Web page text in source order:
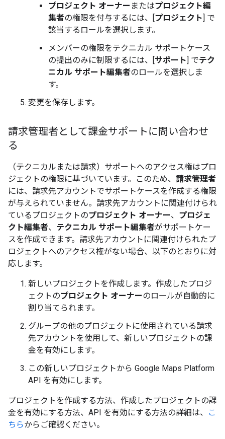
プロジェクト オーナー またはプロジェクト編
集者の権限を付与するには、[プロジェクト] で
該当するロールを選択します。
メンバーの権限をテクニカル サポートケース
の提出のみに制限するには、[サポート] でテク
ニカル サポート編集者のロールを選択しま
す。
変更を保存します。
請求管理者として課金サポートに問い合わせ
る
（テクニカルまたは請求）サポートへのアクセス権はプロ
ジェクトの権限に基づいています。このため、 請求管理者
には、請求先アカウントでサポートケースを作成する権限
が与えられていません。請求先アカウントに関連付けられ
ているプロジェクトのプロジェクト オーナー、 プロジェ
クト編集者、 テクニカル サポート編集者がサポートケー
スを作成できます。請求先アカウントに関連付けられたプ
ロジェクトへのアクセス権がない場合、以下のとおりに対
応します。
新しいプロジェクトを作成します。作成したプロジ
ェクトのプロジェクト オーナーのロールが自動的に
割り当てられます。
グループの他のプロジェクトに使用されている請求
先アカウントを使用して、新しいプロジェクトの課
金を有効にします。
この新しいプロジェクトから Google Maps Platform
API を有効にします。
プロジェクトを作成する方法、作成したプロジェクトの課
金を有効にする方法、API を有効にする方法の詳細は、
こ
ちらからご確認ください。